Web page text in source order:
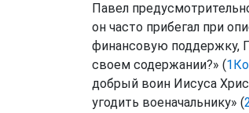
Павел
он часто прибегал при
финансовую поддержку,
своем содержании?» (
добрый воин Иисуса
угодить военачальнику» (